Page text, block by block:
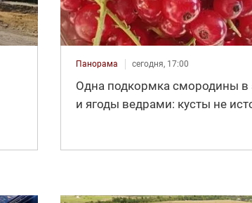
Панорама сегодня, 17:00
Одна подкормка смородины в
и ягоды ведрами: кусты не